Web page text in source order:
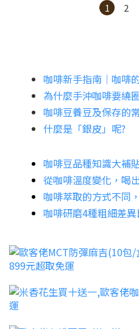
1 2
咖啡新手指南│咖啡
為什麼手沖咖啡要繞
咖啡豆養豆及保存的
什麼是「銀皮」呢?
咖啡豆品種知識大補
從咖啡溫度變化，喝
咖啡萃取的方式不同
咖啡研磨4種粗細差異